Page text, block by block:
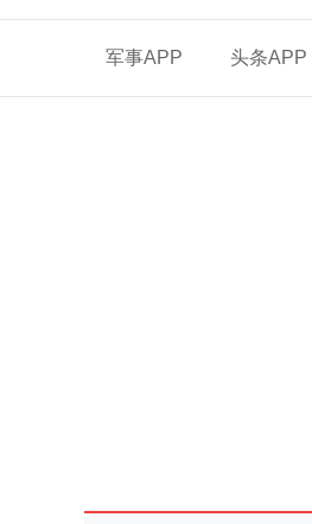
军事APP 头条APP